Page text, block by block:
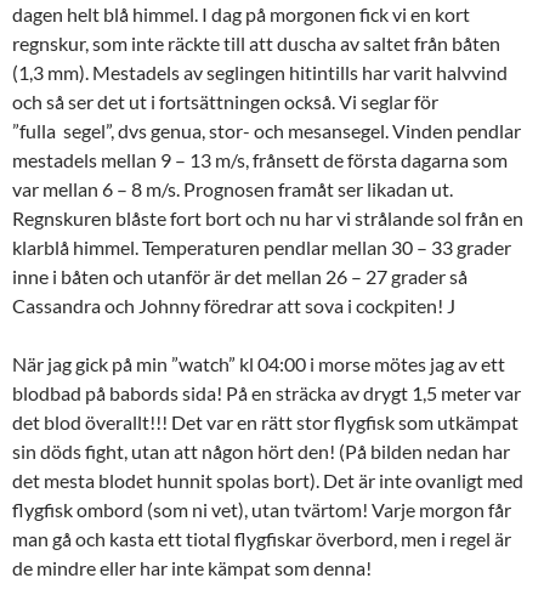
dagen helt blå himmel. I dag på morgonen fick vi en kort
regnskur, som inte räckte till att duscha av saltet från båten
(1,3 mm). Mestadels av seglingen hitintills har varit halvvind
och så ser det ut i fortsättningen också. Vi seglar för
”fulla segel”, dvs genua, stor- och mesansegel. Vinden pendlar
mestadels mellan 9 – 13 m/s, frånsett de första dagarna som
var mellan 6 – 8 m/s. Prognosen framåt ser likadan ut.
Regnskuren blåste fort bort och nu har vi strålande sol från en
klarblå himmel. Temperaturen pendlar mellan 30 – 33 grader
inne i båten och utanför är det mellan 26 – 27 grader så
Cassandra och Johnny föredrar att sova i cockpiten! J
När jag gick på min ”watch” kl 04:00 i morse mötes jag av ett
blodbad på babords sida! På en sträcka av drygt 1,5 meter var
det blod överallt!!! Det var en rätt stor flygfisk som utkämpat
sin döds fight, utan att någon hört den! (På bilden nedan har
det mesta blodet hunnit spolas bort). Det är inte ovanligt med
flygfisk ombord (som ni vet), utan tvärtom! Varje morgon får
man gå och kasta ett tiotal flygfiskar överbord, men i regel är
de mindre eller har inte kämpat som denna!